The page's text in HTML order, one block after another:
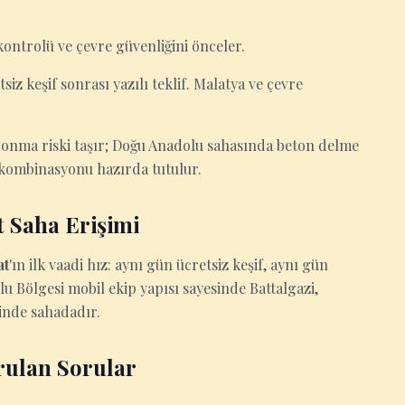
ve çevre güvenliğini önceler.
keşif sonrası yazılı teklif. Malatya ve çevre
riski taşır; Doğu Anadolu sahasında beton delme
hazırda tutulur.
Saha Erişimi
'ın ilk vaadi hız: aynı gün ücretsiz keşif, aynı gün
Bölgesi mobil ekip yapısı sayesinde Battalgazi,
sahadadır.
Sorular